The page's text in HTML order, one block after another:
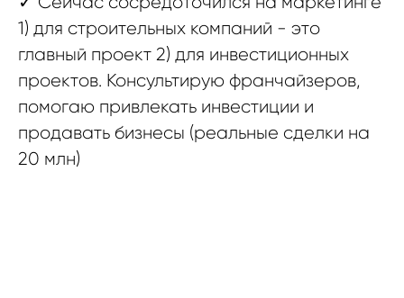
1) для строительных компаний - это
главный проект 2) для инвестиционных
проектов. Консультирую франчайзеров,
помогаю привлекать инвестиции и
продавать бизнесы (реальные сделки на
20 млн)